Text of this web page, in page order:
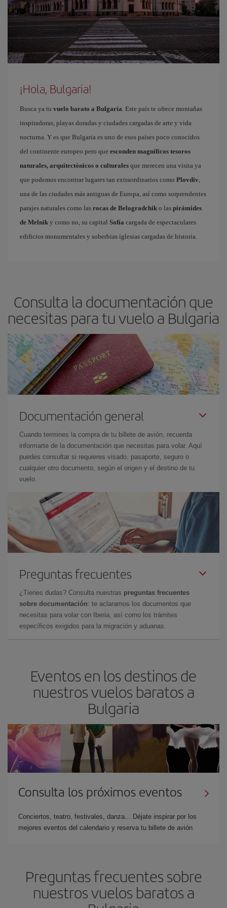
¡Hola, Bulgaria!
Busca ya tu vuelo barato a Bulgaria . Este país te ofrece montañas
inspiradoras, playas doradas y ciudades cargadas de arte y vida
nocturna. Y es que Bulgaria es uno de esos países poco conocidos
del continente europeo pero que esconden magníficos tesoros
naturales, arquitectónicos o culturales que merecen una visita ya
que podemos encontrar lugares tan extraordinarios como Plovdiv
una de las ciudades más antiguas de Europa, así como sorprendentes
parajes naturales como las rocas de Belogradchik o las pirámides
de Melnik y como no, su capital Sofía cargada de espectaculares
edificios monumentales y soberbias iglesias cargadas de historia.
Consulta la documentación que
necesitas para tu vuelo a Bulgaria
Documentación general
Cuando termines la compra de tu billete de avión, recuerda
informarte de la documentación que necesitas para volar. Aquí
puedes consultar si requieres visado, pasaporte, seguro o
cualquier otro documento, según el origen y el destino de tu
vuelo.
Preguntas frecuentes
¿Tienes dudas? Consulta nuestras preguntas frecuentes
sobre documentación: te aclaramos los documentos que
necesitas para volar con Iberia, así como los trámites
específicos exigidos para la migración y aduanas.
Eventos en los destinos de
nuestros vuelos baratos a
Bulgaria
Consulta los próximos eventos
Conciertos, teatro, festivales, danza... Déjate inspirar por los
mejores eventos del calendario y reserva tu billete de avión
Preguntas frecuentes sobre
nuestros vuelos baratos a